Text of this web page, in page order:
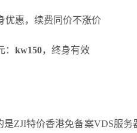
优惠，续费同价不涨价
kw150，终身有效
是ZJI特价香港免备案VDS服